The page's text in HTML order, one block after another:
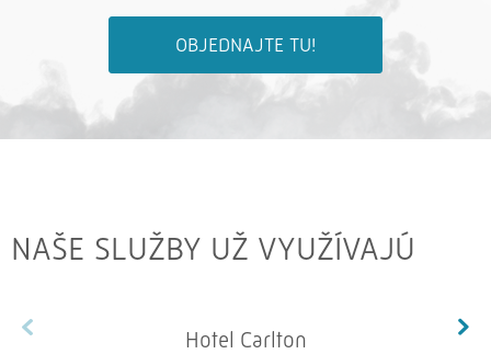
OBJEDNAJTE TU!
NAŠE SLUŽBY UŽ VYUŽÍVAJÚ
Hotel Carlton